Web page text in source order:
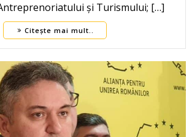
și Turismului; […]
Citește mai mult..